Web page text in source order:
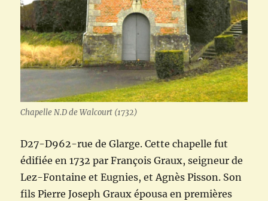
Chapelle N.D de Walcourt (1732)
D27-D962-rue de Glarge. Cette chapelle fut
édifiée en 1732 par François Graux, seigneur de
Lez-Fontaine et Eugnies, et Agnès Pisson. Son
fils Pierre Joseph Graux épousa en premières